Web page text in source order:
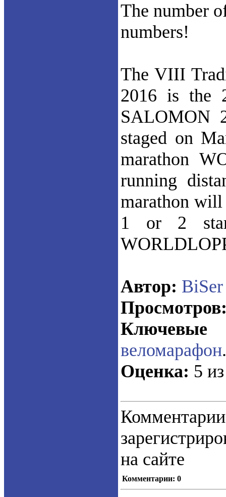
The number
numbers!
The VIII
2016 is the
SALOMON
staged on
marathon
running
marathon will
1 or 2
Автор: BiSer
Ключевые
веломарафон.
Оценка: 5
на сайте
Комментарии: 0